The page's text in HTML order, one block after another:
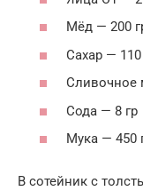
Мёд — 200
Сахар — 110
Сливочное
Сода — 8 гр
Мука — 450
В сотейник с